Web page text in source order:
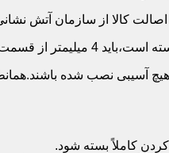
هیچ آسیبی نصب شده